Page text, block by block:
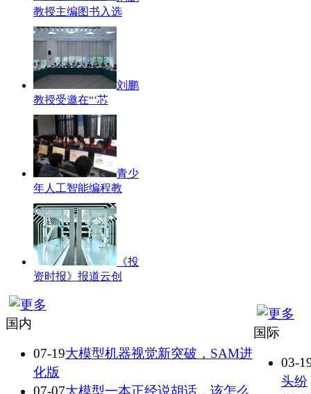
教授主编图书入选
刘鹏
教授受邀在“‘芯
青少
年人工智能编程教
《投
资时报》报道云创
国内
07-19大模型机器视觉新突破，SAM进
化版
07-07大模型一本正经说胡话，该怎么
国际
03-
头纷